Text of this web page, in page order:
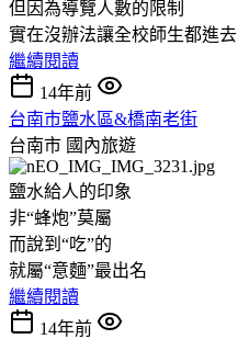
但因為導覽人數的限制
實在沒辦法讓全校師生都進去
繼續閱讀
14年前
台南市鹽水區&橋南老街
台南市 國內旅遊
鹽水給人的印象
非“蜂炮”莫屬
而說到“吃”的
就屬“意麵”最出名
繼續閱讀
14年前